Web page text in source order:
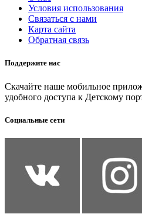
Условия использования
Связаться с нами
Карта сайта
Обратная связь
Поддержите нас
Скачайте наше мобильное
удобного доступа к Детскому
Социальные сети